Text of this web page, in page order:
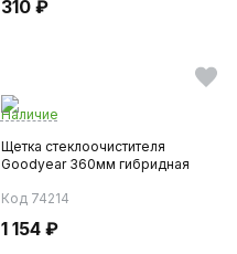
310 ₽
Наличие
Щетка стеклоочистителя
Goodyear 360мм гибридная
Код 74214
1 154 ₽